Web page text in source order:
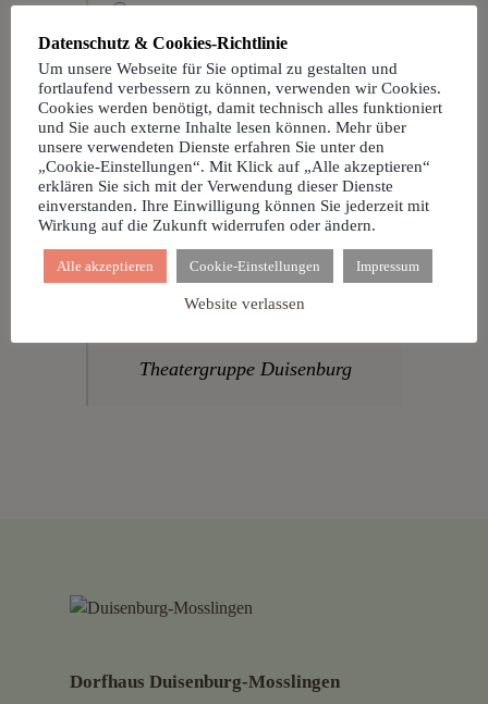
Dorfhaus
Facebook
Dorfhaus Duisenburg-
Mosslingen
Theatergruppe Duisenburg
Dorfhaus Duisenburg-Mosslingen
Datenschutz & Cookies-Richtlinie
Um unsere Webseite für Sie optimal zu gestalten und
fortlaufend verbessern zu können, verwenden wir Cookies.
Cookies werden benötigt, damit technisch alles funktioniert
und Sie auch externe Inhalte lesen können. Mehr über
unsere verwendeten Dienste erfahren Sie unter den
„Cookie-Einstellungen“. Mit Klick auf „Alle akzeptieren“
erklären Sie sich mit der Verwendung dieser Dienste
einverstanden. Ihre Einwilligung können Sie jederzeit mit
Wirkung auf die Zukunft widerrufen oder ändern.
Alle akzeptieren Cookie-Einstellungen Impressum
Website verlassen